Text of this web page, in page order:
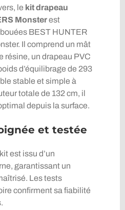
le kit drapeau
Monsterest
BEST HUNTER
Il comprend un mât
résine, un drapeau PVC
d’équilibrage de 293
stable et simple à
totale de 132 cm, il
depuis la surface.
et testée
est issu d’un
garantissant un
Les tests
confirment sa fiabilité